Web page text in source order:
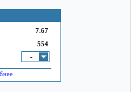
7.67
554
-